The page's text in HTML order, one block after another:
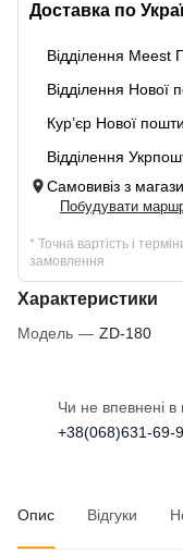
Доставка по
Відділення
Відділення Нової
Кур’єр Нової пошти
Відділення
Самовивіз з
Побудувати
* Точна вартість і
замовлення
Характеристики
Модель — ZD-180
Чи не впевнені
+38(068)631-69-
Опис Відгуки